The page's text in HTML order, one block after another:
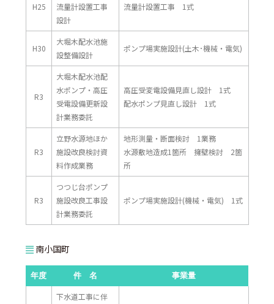
H25
流量計設置工事
設計
流量計設置工事 1式
H30
大堀木配水池施
設整備設計
ポンプ場実施設計(土木･機械・電気)
R3
大堀木配水池配
水ポンプ・高圧
受電設備更新設
計業務委託
高圧受変電設備見直し設計 1式
配水ポンプ見直し設計 1式
R3
立野水源地ほか
施設改良検討資
料作成業務
地形測量・断面検討 1業務
水源敷地造成1箇所 擁壁検討 2箇
所
R3
つつじ台ポンプ
施設改良工事設
計業務委託
ポンプ場実施設計(機械・電気) 1式
南小国町
年度 件 名 事業量
下水道工事に伴